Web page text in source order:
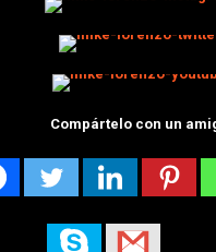
Compártelo con un